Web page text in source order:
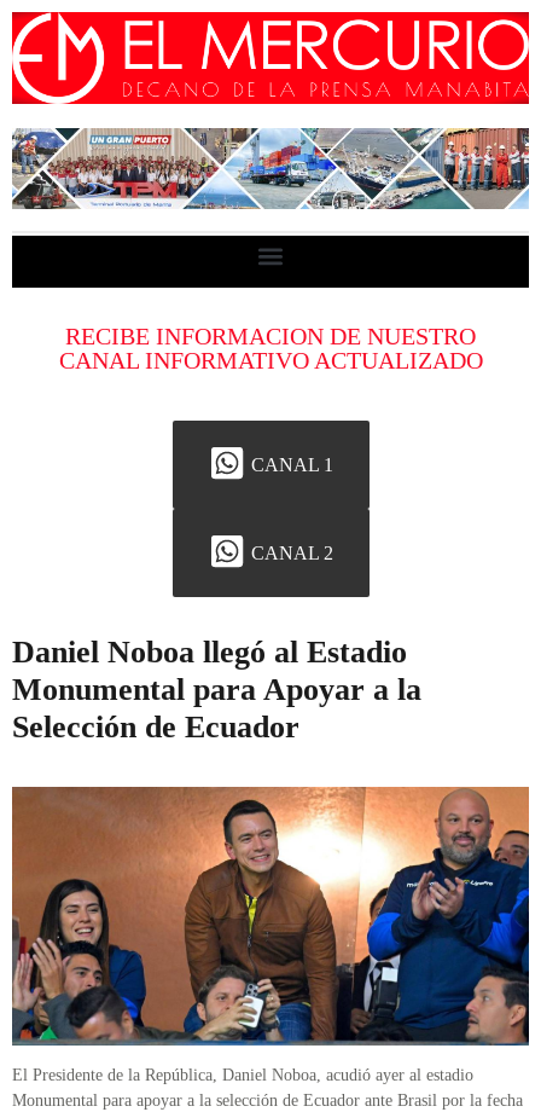
RECIBE INFORMACION DE NUESTRO
CANAL INFORMATIVO ACTUALIZADO
CANAL 1
CANAL 2
Daniel Noboa llegó al Estadio
Monumental para Apoyar a la
Selección de Ecuador
El Presidente de la República, Daniel Noboa, acudió ayer al estadio
Monumental para apoyar a la selección de Ecuador ante Brasil por la fecha